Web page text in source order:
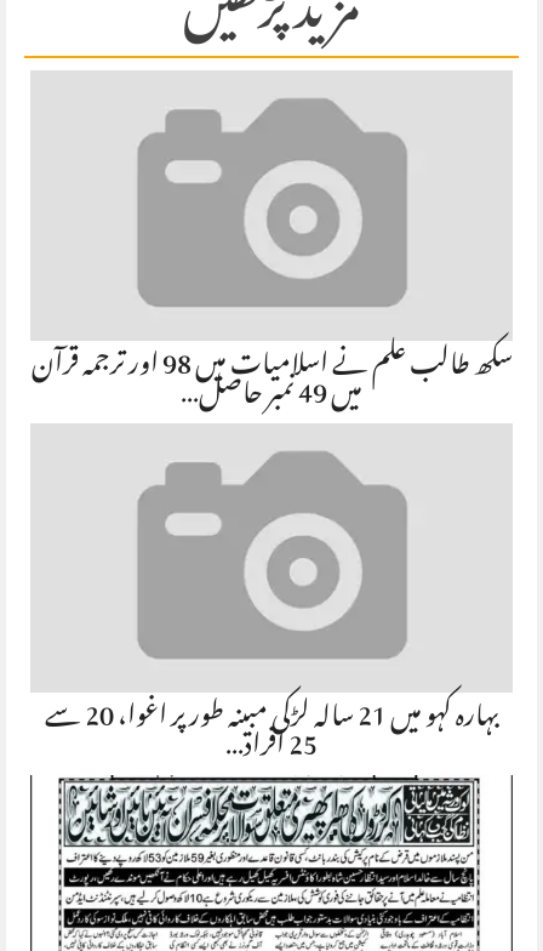
سکھ طالب علم نے اسلامیات میں 98 اور ترجمہ قرآن میں 49 نمبر حاصل…
بہارہ کہو میں 21 سالہ لڑکی مبینہ طور پر اغوا، 20 سے 25 افراد…